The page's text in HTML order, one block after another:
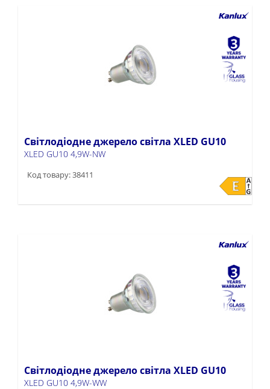
Світлодіодне джерело світла XLED GU10
XLED GU10 4,9W-NW
Код товару: 38411
Світлодіодне джерело світла XLED GU10
XLED GU10 4,9W-WW